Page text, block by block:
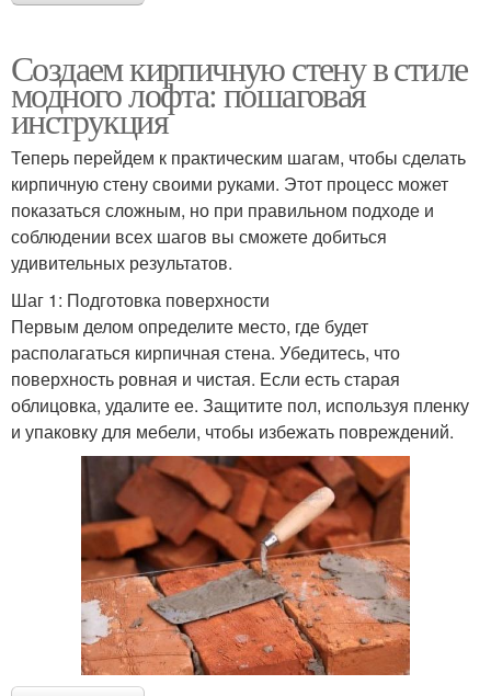
Создаем кирпичную стену в стиле
модного лофта: пошаговая
инструкция
Теперь перейдем к практическим шагам, чтобы сделать
кирпичную стену своими руками. Этот процесс может
показаться сложным, но при правильном подходе и
соблюдении всех шагов вы сможете добиться
удивительных результатов.
Шаг 1: Подготовка поверхности
Первым делом определите место, где будет
располагаться кирпичная стена. Убедитесь, что
поверхность ровная и чистая. Если есть старая
облицовка, удалите ее. Защитите пол, используя пленку
и упаковку для мебели, чтобы избежать повреждений.